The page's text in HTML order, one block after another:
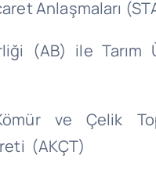
Anlaşmaları
(AB) ile Tarım
ve Çelik
(AKÇT)